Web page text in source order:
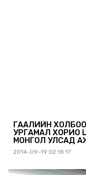
ГААЛИЙН
УРГАМАЛ
МОНГОЛ УЛСАД
2014-09-19 02:18:17